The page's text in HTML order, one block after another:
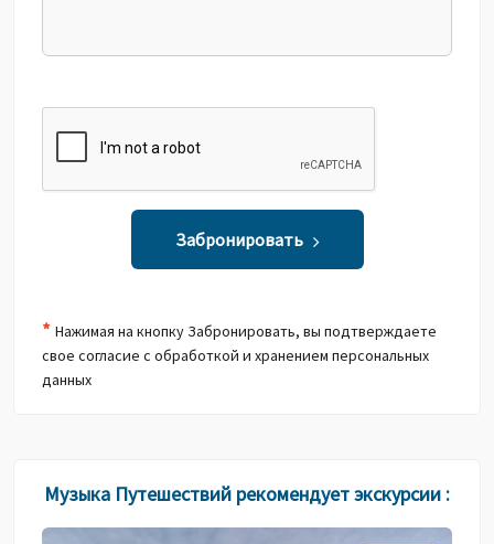
* Нажимая на кнопку Забронировать, вы подтверждаете
свое согласие с обработкой и хранением персональных
данных
Забронировать
Музыка Путешествий рекомендует экскурсии :